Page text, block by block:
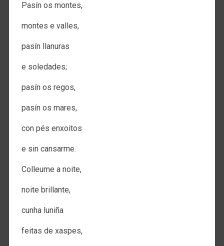
Pasín os montes,
montes e valles,
pasín llanuras
e soledades;
pasín os regos,
pasín os mares,
con pés enxoitos
e sin cansarme.
Colleume a noite,
noite brillante,
cunha luniña
feitas de xaspes,